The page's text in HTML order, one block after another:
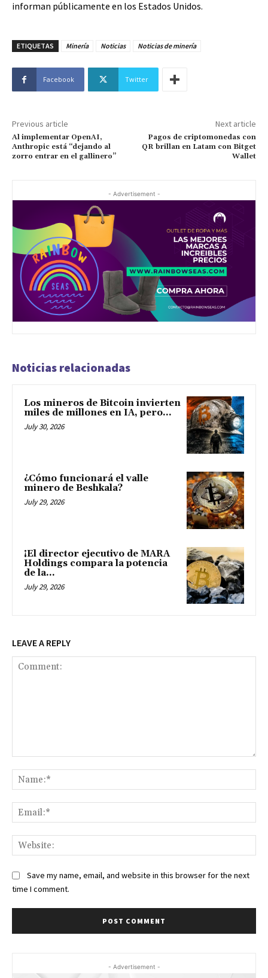
informan públicamente en los Estados Unidos.
ETIQUETAS Minería Noticias Noticias de minería
Facebook Twitter
Previous article
Al implementar OpenAI,
Anthropic está “dejando al
zorro entrar en el gallinero”
Next article
Pagos de criptomonedas con
QR brillan en Latam con Bitget
Wallet
- Advertisement -
Noticias relacionadas
Los mineros de Bitcoin invierten
miles de millones en IA, pero...
July 30, 2026
¿Cómo funcionará el valle
minero de Beshkala?
July 29, 2026
¡El director ejecutivo de MARA
Holdings compara la potencia
de la...
July 29, 2026
LEAVE A REPLY
Save my name, email, and website in this browser for the next
time I comment.
- Advertisement -